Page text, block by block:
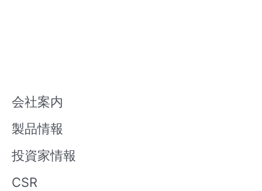
会社案内
製品情報
投資家情報
CSR